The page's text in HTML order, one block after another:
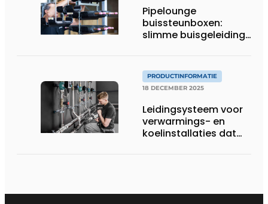
Pipelounge
buissteunboxen:
slimme buisgeleiding
installatie
PRODUCTINFORMATIE
18 DECEMBER 2025
Leidingsysteem voor
verwarmings- en
koelinstallaties dat